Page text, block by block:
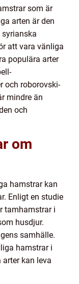
som är
arten är den
syrianska
att vara vänliga
populära arter
och roborovski-
mindre än
och
om
hamstrar kan
Enligt en studie
tamhamstrar i
husdjur.
samhälle.
hamstrar i
arter kan leva